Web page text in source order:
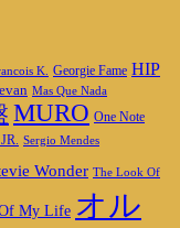
K. Georgie Fame HIP
Mas Que Nada
MURO One Note
Sergio Mendes
Wonder The Look Of
My Life オル